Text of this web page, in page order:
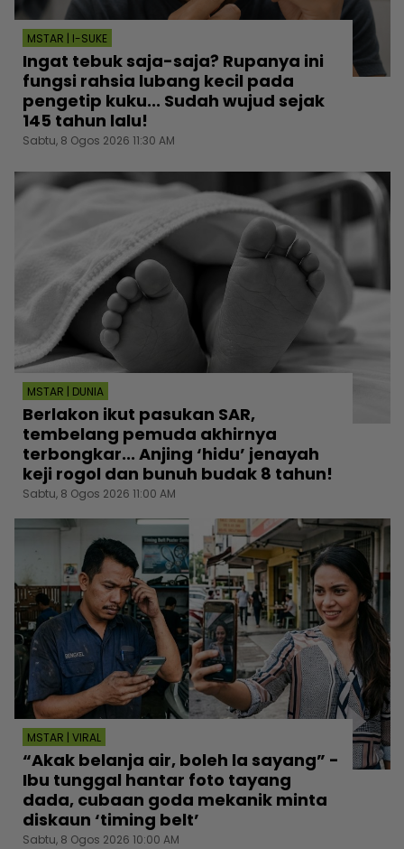
MSTAR | I-SUKE
Ingat tebuk saja-saja? Rupanya ini
fungsi rahsia lubang kecil pada
pengetip kuku... Sudah wujud sejak
145 tahun lalu!
Sabtu, 8 Ogos 2026 11:30 AM
MSTAR | DUNIA
Berlakon ikut pasukan SAR,
tembelang pemuda akhirnya
terbongkar... Anjing ‘hidu’ jenayah
keji rogol dan bunuh budak 8 tahun!
Sabtu, 8 Ogos 2026 11:00 AM
MSTAR | VIRAL
“Akak belanja air, boleh la sayang” -
Ibu tunggal hantar foto tayang
dada, cubaan goda mekanik minta
diskaun ‘timing belt’
Sabtu, 8 Ogos 2026 10:00 AM